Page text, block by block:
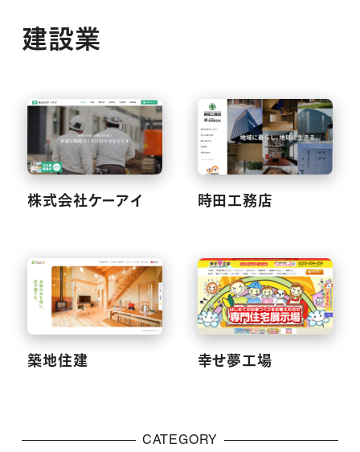
建設業
株式会社ケーアイ 時田工務店
築地住建 幸せ夢工場
CATEGORY